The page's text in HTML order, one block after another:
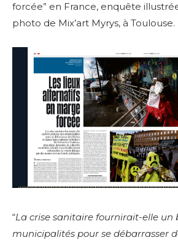
forcée” en France, enquête
photo de Mix’art Myrys, à Toulouse.
“La crise sanitaire fournirait-elle un
municipalités pour se débarrasser